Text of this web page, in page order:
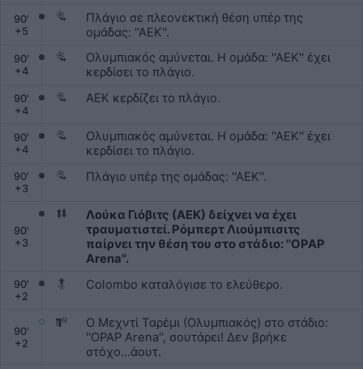
90'
+ 5
Πλάγιο σε πλεονεκτική θέση υπέρ της
ομάδας: ''ΑΕΚ''.
90'
+ 4
Ολυμπιακός αμύνεται. Η ομάδα: ''ΑΕΚ'' έχει
κερδίσει το πλάγιο.
90'
+ 4
ΑΕΚ κερδίζει το πλάγιο.
90'
+ 4
Ολυμπιακός αμύνεται. Η ομάδα: ''ΑΕΚ'' έχει
κερδίσει το πλάγιο.
90'
+ 3
Πλάγιο υπέρ της ομάδας: ''ΑΕΚ''.
90'
+ 3
Λούκα Γιόβιτς (ΑΕΚ) δείχνει να έχει
τραυματιστεί. Ρόμπερτ Λιούμπισιτς
παίρνει την θέση του στο στάδιο: ''OPAP
Arena''.
90'
+ 2
Colombo καταλόγισε το ελεύθερο.
90'
+ 2
Ο Μεχντί Ταρέμι (Ολυμπιακός) στο στάδιο:
''OPAP Arena'', σουτάρει! Δεν βρήκε
στόχο...άουτ.